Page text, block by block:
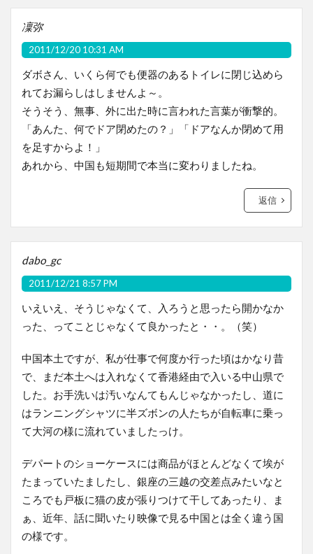
凜弥
2011/12/20 10:31 AM
ダボさん、いくら何でも便器のあるトイレに閉じ込めら
れてお漏らしはしませんよ～。
そうそう、無事、外に出た時に言われた言葉が衝撃的。
「あんた、何でドア閉めたの？」「ドアなんか閉めて用
を足すからよ！」
あれから、中国も短期間で本当に変わりましたね。
返信
dabo_gc
2011/12/21 8:57 PM
いえいえ、そうじゃなくて、入ろうと思ったら開かなか
った、ってことじゃなくて良かったと・・。（笑）
中国本土ですが、私が仕事で何度か行った頃はかなり昔
で、まだ本土へは入れなくて香港経由で入いる中山県で
した。お手洗いは汚いなんてもんじゃなかったし、道に
はランニングシャツに半ズボンの人たちが自転車に乗っ
て大河の様に流れていましたっけ。
デパートのショーケースには商品がほとんどなくて埃が
たまっていたましたし、銀座の三越の交差点みたいなと
ころでも戸板に猫の皮が張りつけて干してあったり、ま
ぁ、近年、話に聞いたり映像で見る中国とは全く違う国
の様です。